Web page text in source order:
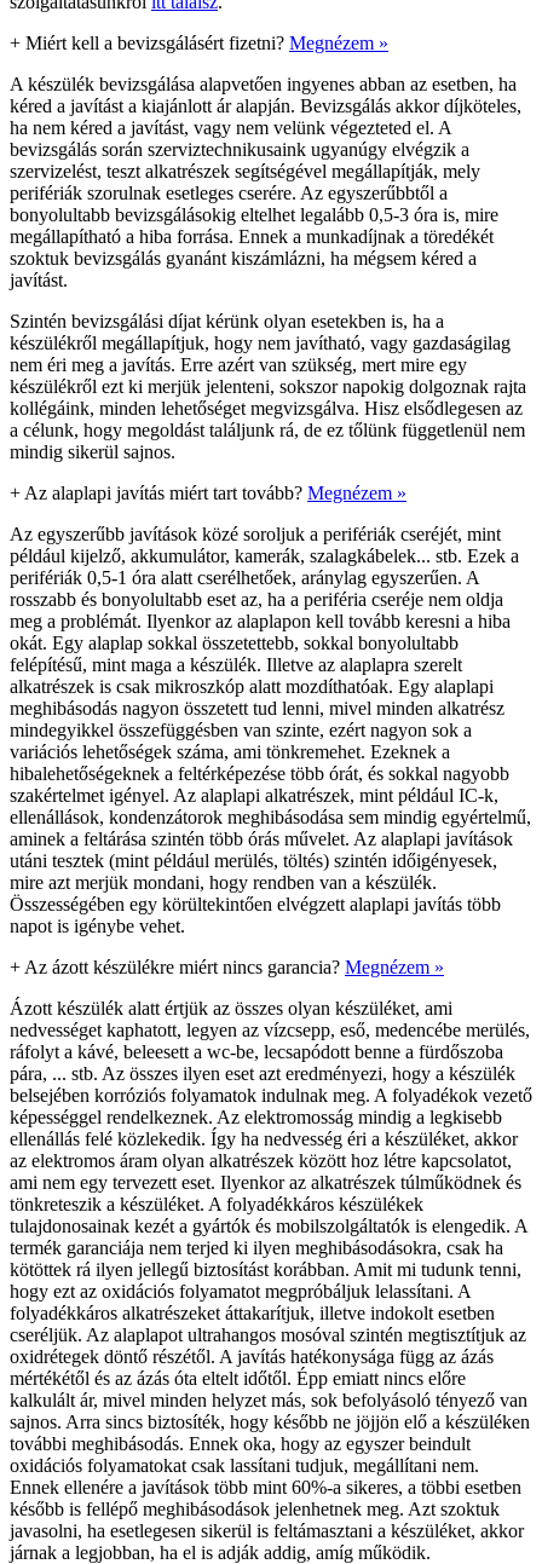
+ Miért kell a bevizsgálásért fizetni? Megnézem »
A készülék bevizsgálása alapvetően ingyenes abban az esetben, ha
kéred a javítást a kiajánlott ár alapján. Bevizsgálás akkor díjköteles,
ha nem kéred a javítást, vagy nem velünk végezteted el. A
bevizsgálás során szerviztechnikusaink ugyanúgy elvégzik a
szervizelést, teszt alkatrészek segítségével megállapítják, mely
perifériák szorulnak esetleges cserére. Az egyszerűbbtől a
bonyolultabb bevizsgálásokig eltelhet legalább 0,5-3 óra is, mire
megállapítható a hiba forrása. Ennek a munkadíjnak a töredékét
szoktuk bevizsgálás gyanánt kiszámlázni, ha mégsem kéred a
javítást.
Szintén bevizsgálási díjat kérünk olyan esetekben is, ha a
készülékről megállapítjuk, hogy nem javítható, vagy gazdaságilag
nem éri meg a javítás. Erre azért van szükség, mert mire egy
készülékről ezt ki merjük jelenteni, sokszor napokig dolgoznak rajta
kollégáink, minden lehetőséget megvizsgálva. Hisz elsődlegesen az
a célunk, hogy megoldást találjunk rá, de ez tőlünk függetlenül nem
mindig sikerül sajnos.
+ Az alaplapi javítás miért tart tovább? Megnézem »
Az egyszerűbb javítások közé soroljuk a perifériák cseréjét, mint
például kijelző, akkumulátor, kamerák, szalagkábelek... stb. Ezek a
perifériák 0,5-1 óra alatt cserélhetőek, aránylag egyszerűen. A
rosszabb és bonyolultabb eset az, ha a periféria cseréje nem oldja
meg a problémát. Ilyenkor az alaplapon kell tovább keresni a hiba
okát. Egy alaplap sokkal összetettebb, sokkal bonyolultabb
felépítésű, mint maga a készülék. Illetve az alaplapra szerelt
alkatrészek is csak mikroszkóp alatt mozdíthatóak. Egy alaplapi
meghibásodás nagyon összetett tud lenni, mivel minden alkatrész
mindegyikkel összefüggésben van szinte, ezért nagyon sok a
variációs lehetőségek száma, ami tönkremehet. Ezeknek a
hibalehetőségeknek a feltérképezése több órát, és sokkal nagyobb
szakértelmet igényel. Az alaplapi alkatrészek, mint például IC-k,
ellenállások, kondenzátorok meghibásodása sem mindig egyértelmű,
aminek a feltárása szintén több órás művelet. Az alaplapi javítások
utáni tesztek (mint például merülés, töltés) szintén időigényesek,
mire azt merjük mondani, hogy rendben van a készülék.
Összességében egy körültekintően elvégzett alaplapi javítás több
napot is igénybe vehet.
+ Az ázott készülékre miért nincs garancia? Megnézem »
Ázott készülék alatt értjük az összes olyan készüléket, ami
nedvességet kaphatott, legyen az vízcsepp, eső, medencébe merülés,
ráfolyt a kávé, beleesett a wc-be, lecsapódott benne a fürdőszoba
pára, ... stb. Az összes ilyen eset azt eredményezi, hogy a készülék
belsejében korróziós folyamatok indulnak meg. A folyadékok vezető
képességgel rendelkeznek. Az elektromosság mindig a legkisebb
ellenállás felé közlekedik. Így ha nedvesség éri a készüléket, akkor
az elektromos áram olyan alkatrészek között hoz létre kapcsolatot,
ami nem egy tervezett eset. Ilyenkor az alkatrészek túlműködnek és
tönkreteszik a készüléket. A folyadékkáros készülékek
tulajdonosainak kezét a gyártók és mobilszolgáltatók is elengedik. A
termék garanciája nem terjed ki ilyen meghibásodásokra, csak ha
kötöttek rá ilyen jellegű biztosítást korábban. Amit mi tudunk tenni,
hogy ezt az oxidációs folyamatot megpróbáljuk lelassítani. A
folyadékkáros alkatrészeket áttakarítjuk, illetve indokolt esetben
cseréljük. Az alaplapot ultrahangos mosóval szintén megtisztítjuk az
oxidrétegek döntő részétől. A javítás hatékonysága függ az ázás
mértékétől és az ázás óta eltelt időtől. Épp emiatt nincs előre
kalkulált ár, mivel minden helyzet más, sok befolyásoló tényező van
sajnos. Arra sincs biztosíték, hogy később ne jöjjön elő a készüléken
további meghibásodás. Ennek oka, hogy az egyszer beindult
oxidációs folyamatokat csak lassítani tudjuk, megállítani nem.
Ennek ellenére a javítások több mint 60%-a sikeres, a többi esetben
később is fellépő meghibásodások jelenhetnek meg. Azt szoktuk
javasolni, ha esetlegesen sikerül is feltámasztani a készüléket, akkor
járnak a legjobban, ha el is adják addig, amíg működik.